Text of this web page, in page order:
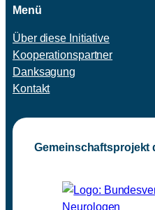
Menü
Über diese Initiative
Kooperationspartner
Danksagung
Kontakt
Gemeinschaftsprojekt